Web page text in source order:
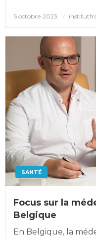
Posted
5 octobre 2023
SANTÉ
Focus sur la
Belgique
En Belgique, la